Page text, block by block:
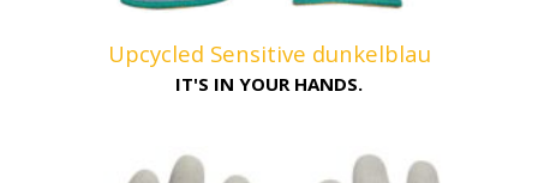
Upcycled Sensitive dunkelblau
IT'S IN YOUR HANDS.